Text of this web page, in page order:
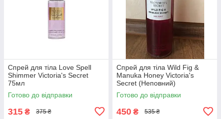
Спрей для тіла Love Spell
Shimmer Victoria's Secret
75мл
Готово до відправки
315 ₴ 375 ₴
Спрей для тіла Wild Fig &
Manuka Honey Victoria's
Secret (Неповний)
Готово до відправки
450 ₴ 535 ₴